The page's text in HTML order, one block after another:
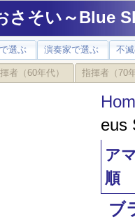
さそい～Blue
選ぶ 演奏家で選ぶ 不
者（60年代） 指揮者（70
eus
ア
順
ブ